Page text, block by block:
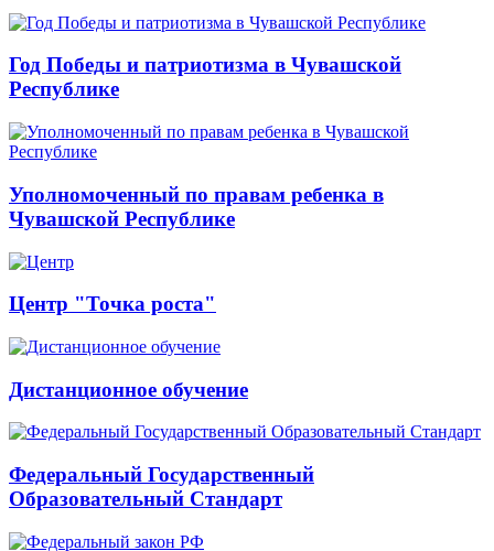
Год Победы и патриотизма в Чувашской
Республике
Уполномоченный по правам ребенка в
Чувашской Республике
Центр "Точка роста"
Дистанционное обучение
Федеральный Государственный
Образовательный Стандарт